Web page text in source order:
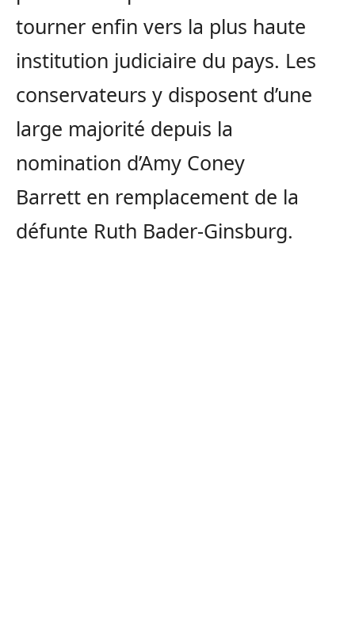
tourner enfin vers la plus haute
institution judiciaire du pays. Les
conservateurs y disposent d’une
large majorité depuis la
nomination d’Amy Coney
Barrett en remplacement de la
défunte Ruth Bader-Ginsburg.